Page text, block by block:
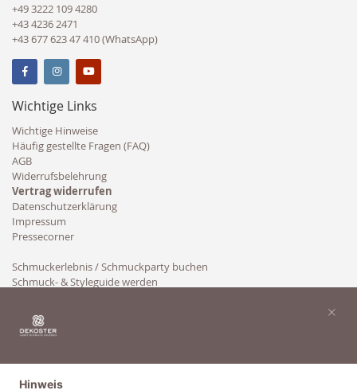
+49 3222 109 4280
+43 4236 2471
+43 677 623 47 410 (WhatsApp)
Wichtige Links
Wichtige Hinweise
Häufig gestellte Fragen (FAQ)
AGB
Widerrufsbelehrung
Vertrag widerrufen
Datenschutzerklärung
Impressum
Pressecorner
Schmuckerlebnis / Schmuckparty buchen
Schmuck- & Styleguide werden
Hinweis
×